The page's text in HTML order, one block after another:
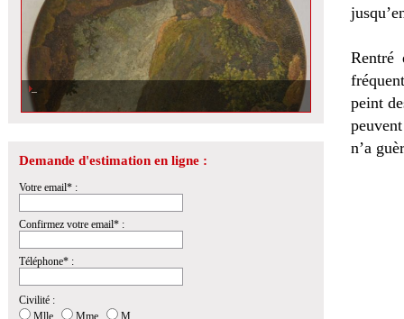
Demande d'estimation en ligne :
Votre email* :
Confirmez votre email* :
Téléphone* :
Civilité :
Mlle
Mme
M.
Rentré
peint
n’a